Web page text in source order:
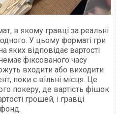
в якому гравці за реальні
У цьому форматі гри
яких відповідає вартості
фіксованого часу
входити або виходити
поки є вільні місця. Це
покеру, де вартість фішок
грошей, і гравці